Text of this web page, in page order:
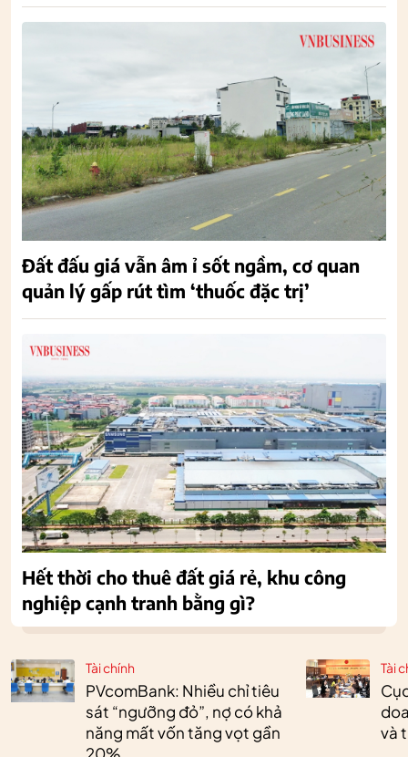
Tài chính
PVcomBank: Nhiều chỉ tiêu
sát “ngưỡng đỏ”, nợ có khả
năng mất vốn tăng vọt gần
Tài
và
Đất đấu giá vẫn âm ỉ sốt ngầm, cơ quan
quản lý gấp rút tìm ‘thuốc đặc trị’
Hết thời cho thuê đất giá rẻ, khu công
nghiệp cạnh tranh bằng gì?